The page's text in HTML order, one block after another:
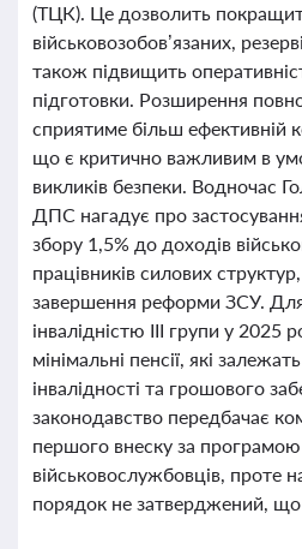
(ТЦК). Це дозволить
військовозобов’язаних,
також підвищить
підготовки. Розширення
сприятиме більш ефективній
що є критично важливим в
викликів безпеки. Водночас
ДПС нагадує про
збору 1,5% до доходів
працівників силових
завершення реформи ЗСУ. Для
інвалідністю III групи у 2025
мінімальні пенсії, які
інвалідності та грошового
законодавство передбачає
першого внеску за
військовослужбовців, проте
порядок не затверджений,